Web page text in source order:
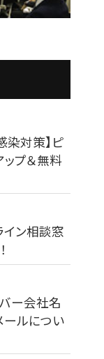
染対策】ピ
ップ＆無料
イン相談窓
バー会社名
ールについ